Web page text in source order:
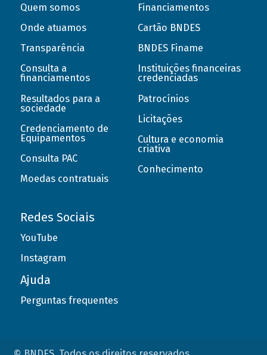
Quem somos
Onde atuamos
Transparência
Consulta a
financiamentos
Resultados para a
sociedade
Credenciamento de
Equipamentos
Consulta PAC
Moedas contratuais
Financiamentos
Cartão BNDES
BNDES Finame
Instituições financeiras
credenciadas
Patrocínios
Licitações
Cultura e economia
criativa
Conhecimento
Redes Sociais
YouTube
Instagram
Ajuda
Perguntas frequentes